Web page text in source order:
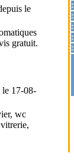
le
gratuit.
le 17-08-
wc